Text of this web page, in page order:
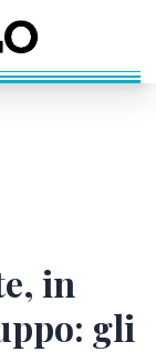
in
gli